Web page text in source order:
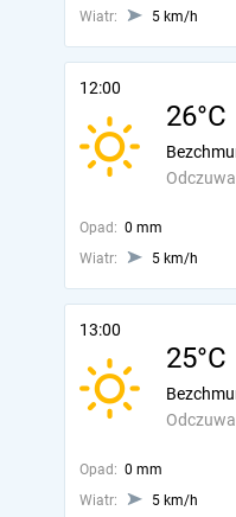
Wiatr:
5 km/h
12:00
26°C
Opad: 0 mm
Wiatr:
5 km/h
13:00
25°C
Opad: 0 mm
Wiatr:
5 km/h